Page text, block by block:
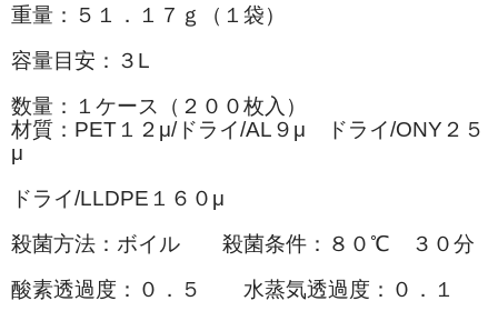
重量：５１．１７ｇ（１袋）
容量目安：３L
数量：１ケース（２００枚入）
材質：PET１２μ/ドライ/AL９μ ドライ/ONY２５
μ
ドライ/LLDPE１６０μ
殺菌方法：ボイル 殺菌条件：８０℃ ３０分
酸素透過度：０．５ 水蒸気透過度：０．１